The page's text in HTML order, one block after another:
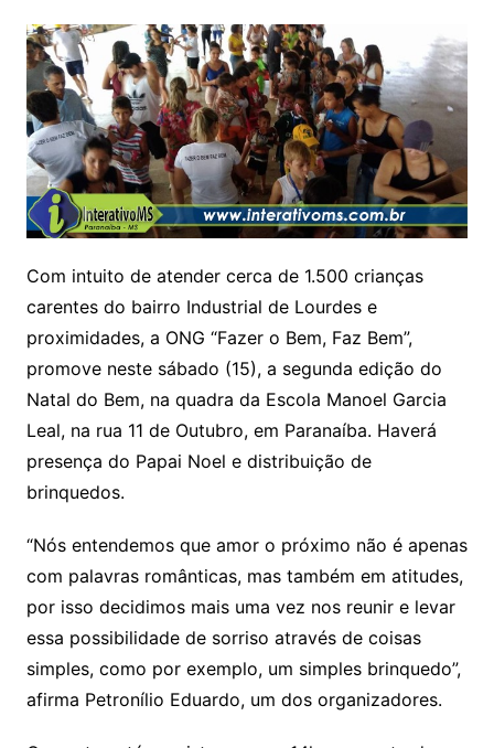
Com intuito de atender cerca de 1.500 crianças
carentes do bairro Industrial de Lourdes e
proximidades, a ONG “Fazer o Bem, Faz Bem”,
promove neste sábado (15), a segunda edição do
Natal do Bem, na quadra da Escola Manoel Garcia
Leal, na rua 11 de Outubro, em Paranaíba. Haverá
presença do Papai Noel e distribuição de
brinquedos.
“Nós entendemos que amor o próximo não é apenas
com palavras românticas, mas também em atitudes,
por isso decidimos mais uma vez nos reunir e levar
essa possibilidade de sorriso através de coisas
simples, como por exemplo, um simples brinquedo”,
afirma Petronílio Eduardo, um dos organizadores.